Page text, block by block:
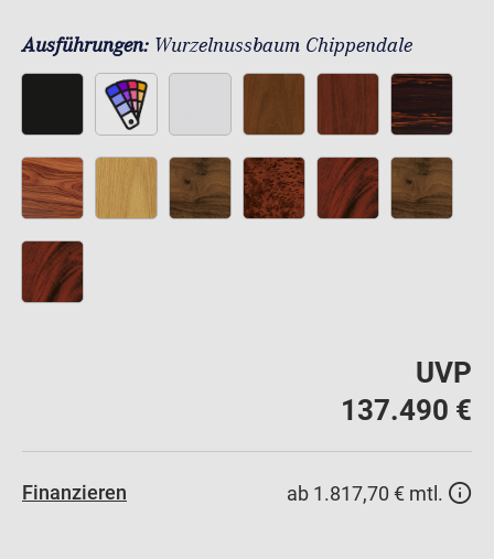
Ausführungen: Wurzelnussbaum Chippendale
UVP
137.490 €
Finanzieren ab 1.817,70 € mtl.